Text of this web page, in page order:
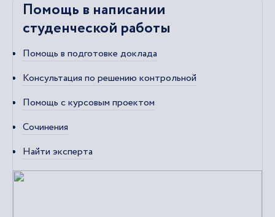
Помощь в написании
студенческой работы
Помощь в подготовке доклада
Консультация по решению контрольной
Помощь с курсовым проектом
Сочинения
Найти эксперта